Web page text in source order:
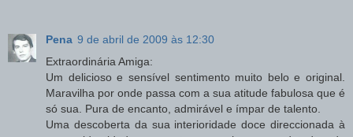
Pena 9 de abril de 2009 às 12:30
Extraordinária Amiga:
Um delicioso e sensível sentimento muito belo e original.
Maravilha por onde passa com a sua atitude fabulosa que é
só sua. Pura de encanto, admirável e ímpar de talento.
Uma descoberta da sua interioridade doce direccionada à